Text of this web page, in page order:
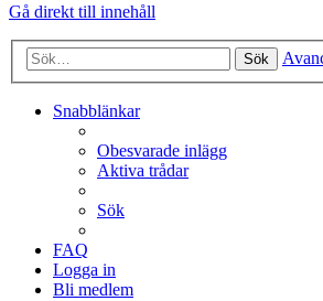
Gå direkt till innehåll
Sök
Snabblänkar
Obesvarade inlägg
Aktiva trådar
Sök
FAQ
Logga in
Bli medlem